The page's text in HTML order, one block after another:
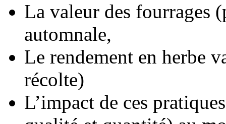
La valeur des fourrages
automnale,
Le rendement en herbe
récolte)
L’impact de ces